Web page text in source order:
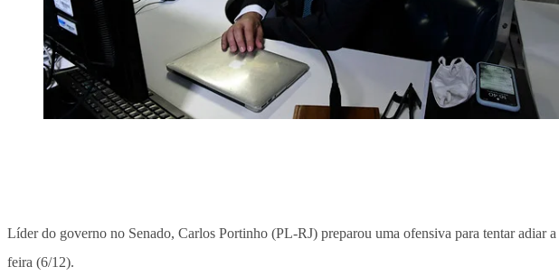
Líder do governo no Senado, Carlos Portinho (PL-RJ) preparou uma ofensiva para tentar adiar a
feira (6/12).